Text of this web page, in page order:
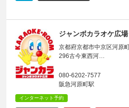
ジャンボカラオケ広
京都府京都市中京区河原
296古今東西河…
080-6202-7577
阪急河原町駅
インターネット予約